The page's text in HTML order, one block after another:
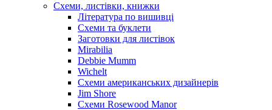
Схеми, листівки, книжки
Література по вишивці
Схеми та буклети
Заготовки для листівок
Mirabilia
Debbie Mumm
Wichelt
Схеми американських дизайнерів
Jim Shore
Cхеми Rosewood Manor